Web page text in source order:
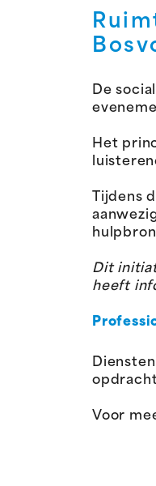
De
Het
Tijdens
Dit
heeft
Voor